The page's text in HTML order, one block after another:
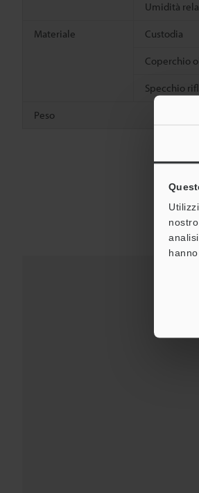
Umidità
Materiale Custodia
Coperchio
Specchio
Peso